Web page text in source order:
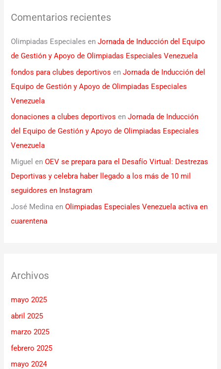
Comentarios recientes
Olimpiadas Especiales enJornada de Inducción del Equipo
de Gestión y Apoyo de Olimpiadas Especiales Venezuela
fondos para clubes deportivos enJornada de Inducción del
Equipo de Gestión y Apoyo de Olimpiadas Especiales
Venezuela
donaciones a clubes deportivos enJornada de Inducción
del Equipo de Gestión y Apoyo de Olimpiadas Especiales
Venezuela
Miguel enOEV se prepara para el Desafío Virtual: Destrezas
Deportivas y celebra haber llegado a los más de 10 mil
seguidores en Instagram
José Medina enOlimpiadas Especiales Venezuela activa en
cuarentena
Archivos
mayo 2025
abril 2025
marzo 2025
febrero 2025
mayo 2024